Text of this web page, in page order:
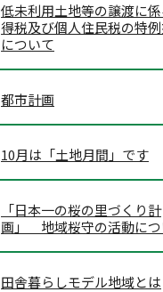
低未利用土地等の譲渡に
得税及び個人住民税の特
について
都市計画
10月は「土地月間」です
「日本一の桜の里づくり計
画」 地域桜守の活動につ
田舎暮らしモデル地域とは